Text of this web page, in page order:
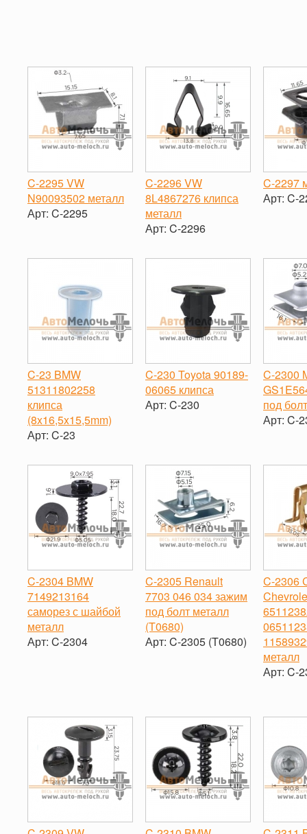
C-2295 VW
N90093502 металл
Арт: C-2295
C-2296 VW
8L4867276 клипса
металл
Арт: C-2296
-
+
C-2297
Арт: C-
C-23 BMW
51311802258
клипса
(8x16,5x15,5mm)
Арт: C-23
-
+
C-230 Toyota 90189-
06065 клипса
Арт: C-230
C-2300
под
Арт: C-
C-2304 BMW
7149213164
саморез с шайбой
металл
Арт: C-2304
C-2305 Renault
7703 046 034 зажим
под болт металл
(T0680)
Арт: C-2305 (T0680)
C-2306
металл
Арт: C-